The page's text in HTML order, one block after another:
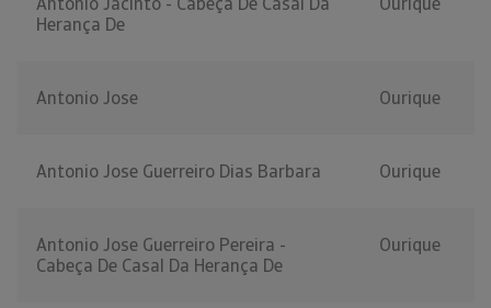
Herança De
Antonio Jose Ourique
Antonio Jose Guerreiro Dias Barbara Ourique
Antonio Jose Guerreiro Pereira -
Cabeça De Casal Da Herança De
Ourique